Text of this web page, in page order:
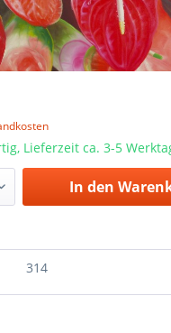
Lieferzeit ca. 3-5
In den
314